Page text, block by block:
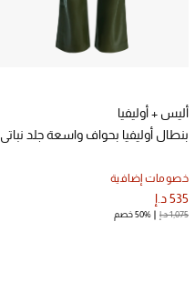
أليس + أوليفيا
بنطال أوليفيا بحواف واسعة جلد نباتي
خصومات إضافية
535 د.إ
1,075 د.إ 50% خصم